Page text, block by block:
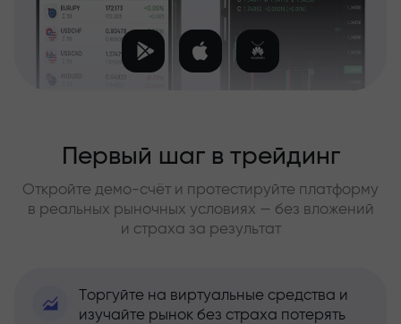
Первый шаг в трейдинг
Откройте демо-счёт и протестируйте платформу
в реальных рыночных условиях — без вложений
и страха за результат
Торгуйте на виртуальные средства и
изучайте рынок без страха потерять